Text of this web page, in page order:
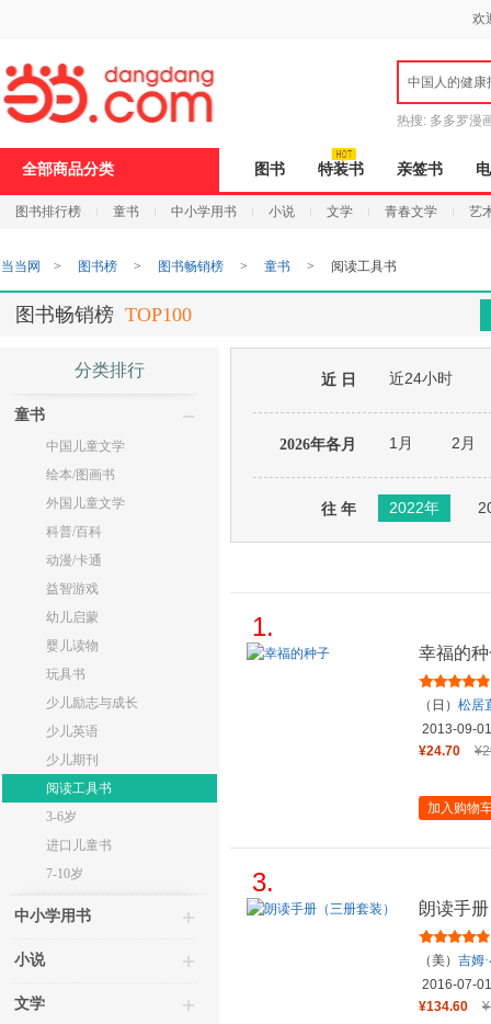
打
开
无
障
页
加
欢
中国人的健康
热搜: 多多罗漫
全部商品分类 图书 特装书 亲签书
图书排行榜 童书 中小学用书 小说 文学 青春文学 艺
当当网 > 图书榜 > 图书畅销榜 > 童书 > 阅读工具书
图书畅销榜 TOP100
分类排行
童书
中国儿童文学
绘本/图画书
外国儿童文学
科普/百科
动漫/卡通
益智游戏
幼儿启蒙
婴儿读物
玩具书
少儿励志与成长
少儿英语
少儿期刊
阅读工具书
3-6岁
进口儿童书
7-10岁
中小学用书
小说
文学
近 日 近24小时
2026年各月 1月 2月
往 年 2022年
1.
幸福的
（日） 松居
2013-09-01
¥24.70
加入购物
3.
朗读手
（美） 吉姆
2016-07-01
¥134.60